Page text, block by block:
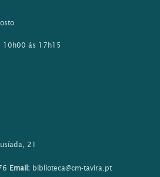
10h00 às 17h15
21
Email: biblioteca@cm-tavira.pt